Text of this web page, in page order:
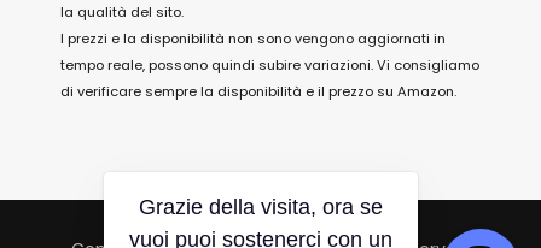
la qualità del sito.
I prezzi e la disponibilità non sono vengono aggiornati in
tempo reale, possono quindi subire variazioni. Vi consigliamo
di verificare sempre la disponibilità e il prezzo su Amazon.
Grazie della visita, ora se